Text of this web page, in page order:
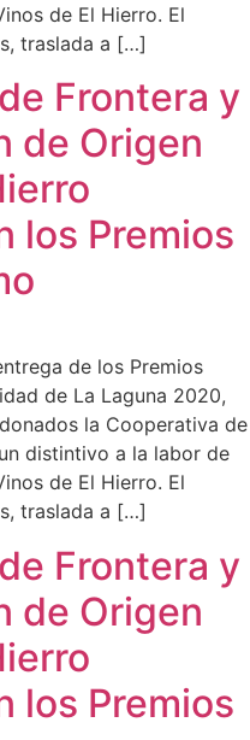
de El Hierro. El
traslada a […]
Frontera y
de Origen
los Premios
de los Premios
de La Laguna 2020,
la Cooperativa de
distintivo a la labor de
de El Hierro. El
traslada a […]
Frontera y
de Origen
los Premios